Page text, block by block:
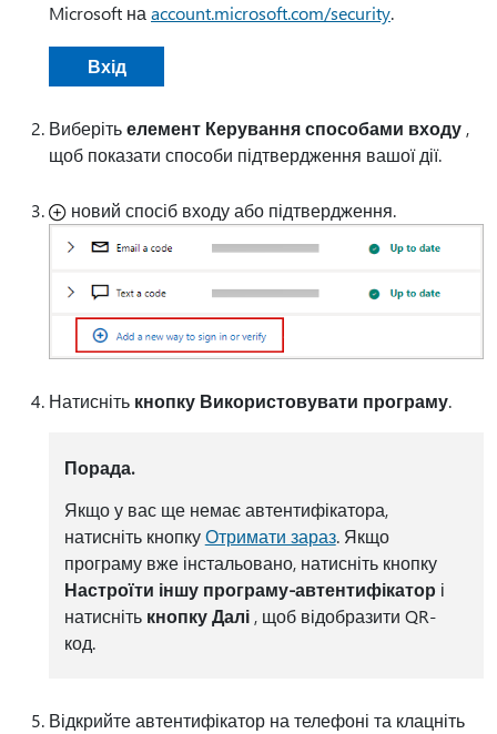
Microsoft на account.microsoft.com/security.
Вхід
Виберітьелемент Керування способами входу ,
щоб показати способи підтвердження вашої дії.
новий спосіб входу або підтвердження.
Натисніть кнопку Використовувати програму.
Порада.
Якщо у вас ще немає автентифікатора,
натисніть кнопкуОтримати зараз. Якщо
програму вже інстальовано, натисніть кнопку
Настроїти іншу програму-автентифікатор і
натисніть кнопку Далі, щоб відобразити QR-
код.
Відкрийте автентифікатор на телефоні та клацніть